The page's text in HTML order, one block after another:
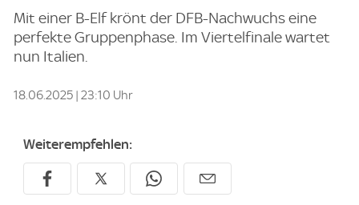
Mit einer B-Elf krönt der DFB-Nachwuchs eine
perfekte Gruppenphase. Im Viertelfinale wartet
nun Italien.
18.06.2025 | 23:10 Uhr
Weiterempfehlen: